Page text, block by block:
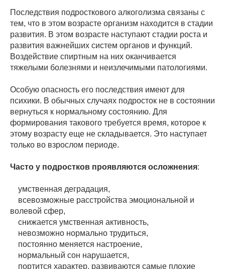
Последствия подросткового алкоголизма связаны с
тем, что в этом возрасте организм находится в стадии
развития. В этом возрасте наступают стадии роста и
развития важнейших систем органов и функций.
Воздействие спиртным на них оканчивается
тяжелыми болезнями и неизлечимыми патологиями.
Особую опасность его последствия имеют для
психики. В обычных случаях подросток не в состоянии
вернуться к нормальному состоянию. Для
формирования такового требуется время, которое к
этому возрасту еще не складывается. Это наступает
только во взрослом периоде.
Часто у подростков проявляются осложнения:
умственная деградация,
всевозможные расстройства эмоциональной и
волевой сфер,
снижается умственная активность,
невозможно нормально трудиться,
постоянно меняется настроение,
нормальный сон нарушается,
портится характер, развиваются самые плохие